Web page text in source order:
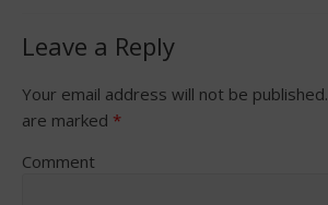
Leave a Reply
Your email address will not be published.
are marked *
Comment